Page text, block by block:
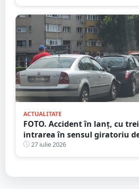
ACTUALITATE
FOTO. Accident în lanț, cu
intrarea în sensul giratoriu
bulevardul Lucian Blaga -
27 iulie 2026